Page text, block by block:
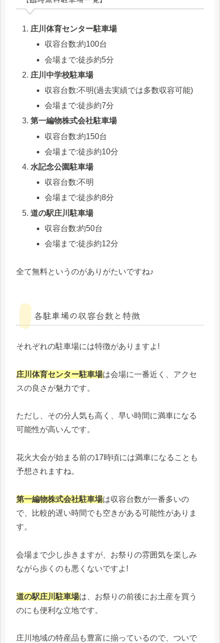
庄川体育センター駐車場
収容台数:約100台
会場まで:徒歩約5分
庄川中学校駐車場
収容台数:不明(過去実績では多数収容可能)
会場まで:徒歩約7分
第一編物株式会社駐車場
収容台数:約150台
会場まで:徒歩約10分
水記念公園駐車場
収容台数:不明
会場まで:徒歩約8分
道の駅庄川駐車場
収容台数:約50台
会場まで:徒歩約12分
全て無料というのがありがたいですね♪
各駐車場の収容台数と特徴
それぞれの駐車場には特徴がありますよ!
庄川体育センター駐車場は会場に一番近く、アクセ
スの良さが魅力です。
ただし、その分人気も高く、早い時間に満車になる
可能性が高いんです。
花火大会が始まる前の17時頃には満車になることも
予想されますね。
第一編物株式会社駐車場は収容台数が一番多いの
で、比較的遅い時間でも空きがある可能性がありま
す。
会場まで少し歩きますが、お祭りの雰囲気を楽しみ
ながら歩くのも悪くないですよ!
道の駅庄川駐車場は、お祭りの前後にお土産を買う
のにも便利な立地です。
庄川地域の特産品も豊富に揃っているので、ついで